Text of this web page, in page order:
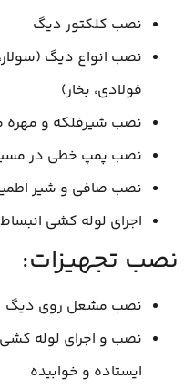
نصب کلکتور دیگ
فولادی، بخار)
نصب شیرفلکه و مهره
نصب پمپ خطی در
نصب صافی و شیر
اجرای لوله کشی انبساط
نصب تجهیزات:
نصب مشعل روی دیگ
نصب و اجرای لوله
ایستاده و خوابیده